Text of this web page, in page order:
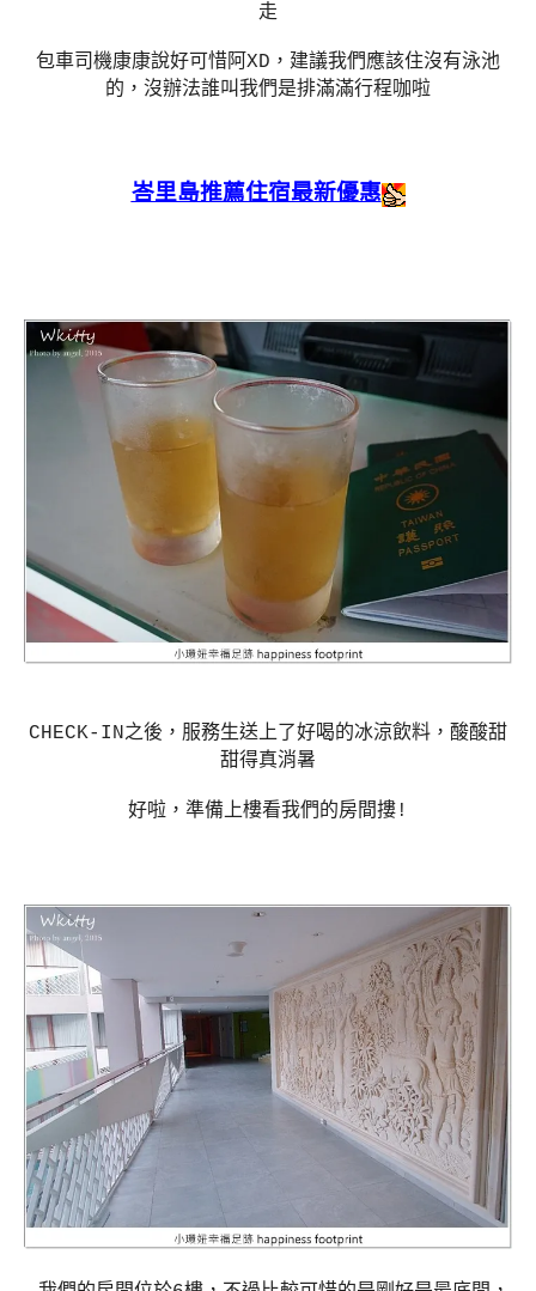
走
包車司機康康說好可惜阿XD，建議我們應該住沒有泳池
的，沒辦法誰叫我們是排滿滿行程咖啦
峇里島推薦住宿最新優惠
CHECK-IN之後，服務生送上了好喝的冰涼飲料，酸酸甜
甜得真消暑
好啦，準備上樓看我們的房間摟!